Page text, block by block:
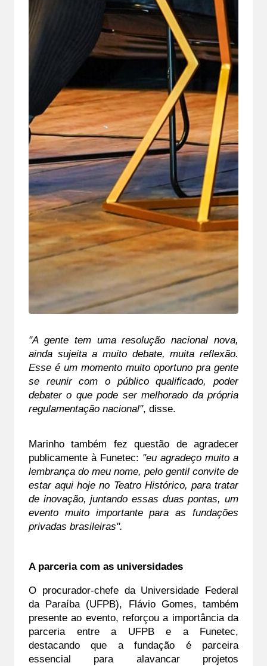
"A gente tem uma resolução nacional nova,
ainda sujeita a muito debate, muita reflexão.
Esse é um momento muito oportuno pra gente
se reunir com o público qualificado, poder
debater o que pode ser melhorado da própria
regulamentação nacional", disse.
Marinho também fez questão de agradecer
publicamente à Funetec: "eu agradeço muito a
lembrança do meu nome, pelo gentil convite de
estar aqui hoje no Teatro Histórico, para tratar
de inovação, juntando essas duas pontas, um
evento muito importante para as fundações
privadas brasileiras".
A parceria com as universidades
O procurador-chefe da Universidade Federal
da Paraíba (UFPB), Flávio Gomes, também
presente ao evento, reforçou a importância da
parceria entre a UFPB e a Funetec,
destacando que a fundação é parceira
essencial para alavancar projetos